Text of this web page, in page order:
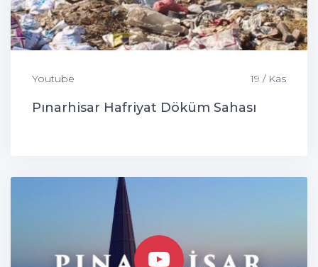
Youtube 19 / Kas
Pınarhisar Hafriyat Döküm Sahası